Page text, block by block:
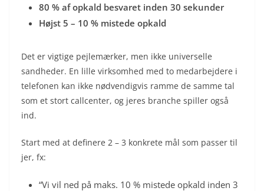
80 % af opkald besvaret inden 30 sekunder
Højst 5 – 10 % mistede opkald
Det er vigtige pejlemærker, men ikke universelle
sandheder. En lille virksomhed med to medarbejdere i
telefonen kan ikke nødvendigvis ramme de samme tal
som et stort callcenter, og jeres branche spiller også
ind.
Start med at definere 2 – 3 konkrete mål som passer til
jer, fx:
“Vi vil ned på maks. 10 % mistede opkald inden 3